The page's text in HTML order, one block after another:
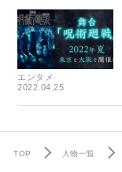
エンタメ
2022.04.25
TOP 人物一覧